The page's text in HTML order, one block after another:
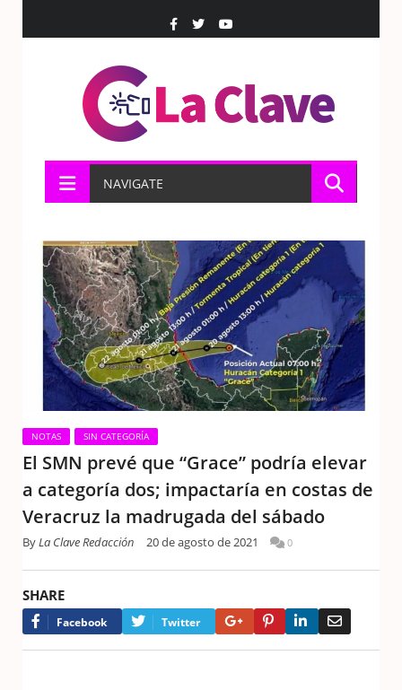
NAVIGATE
NOTAS SIN CATEGORÍA
El SMN prevé que “Grace” podría elevar
a categoría dos; impactaría en costas de
Veracruz la madrugada del sábado
ByLa Clave Redacción 20 de agosto de 2021 0
SHARE
Facebook Twitter Google+PinterestLinkedIn